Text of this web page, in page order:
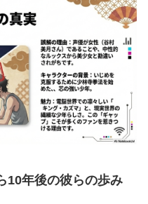
10年後の彼らの歩み